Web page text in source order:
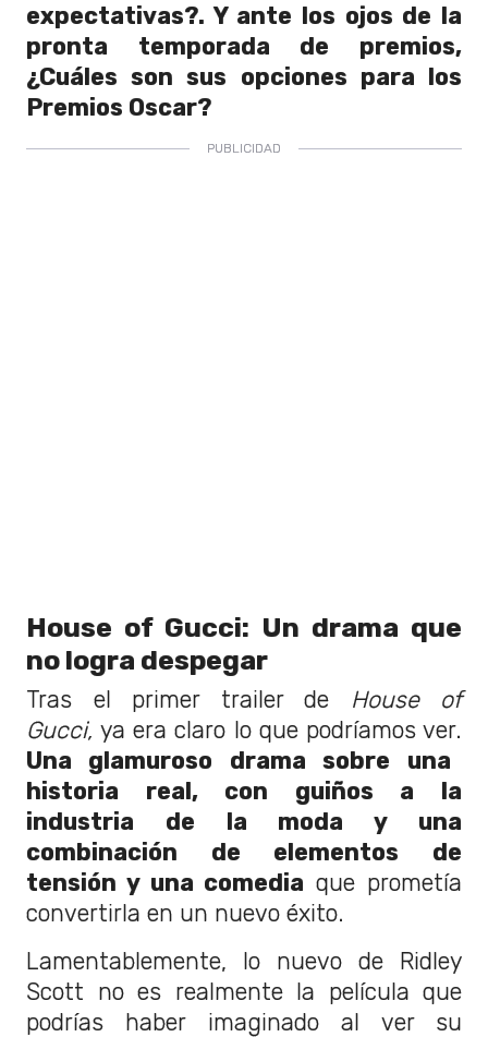
expectativas?. Y ante los ojos de la
pronta temporada de premios,
¿Cuáles son sus opciones para los
Premios Oscar?
House of Gucci: Un drama que
no logra despegar
Tras el primer trailer de House of
Gucci,ya era claro lo que podríamos ver.
Una glamuroso drama sobre una
historia real, con guiños a la
industria de la moda y una
combinación de elementos de
tensión y una comedia que prometía
convertirla en un nuevo éxito.
Lamentablemente, lo nuevo de Ridley
Scott no es realmente la película que
podrías haber imaginado al ver su